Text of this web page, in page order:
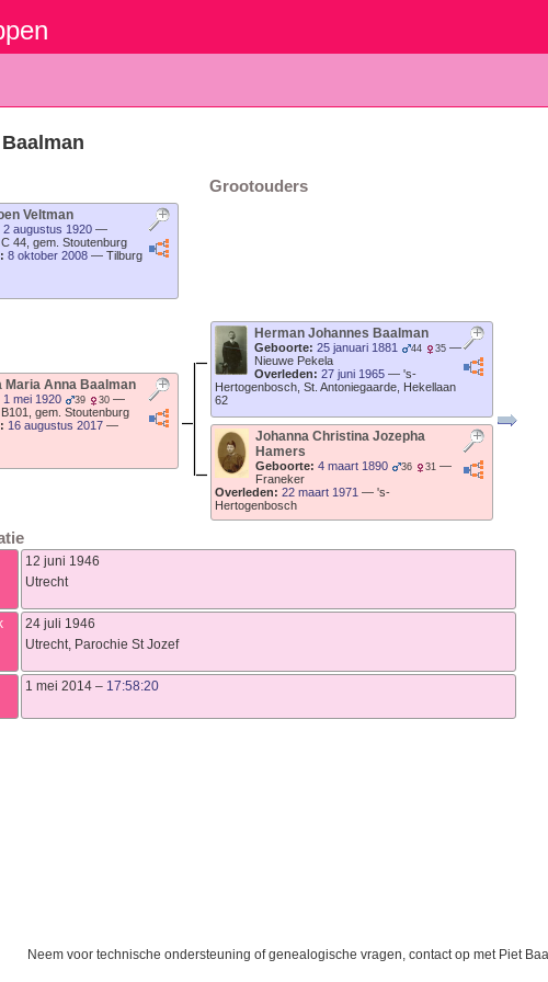
Baalman
Grootouders
Veltman
2 augustus 1920 —
44, gem. Stoutenburg
8 oktober 2008 — Tilburg
Maria Anna Baalman
1 mei 1920 39 30 —
gem. Stoutenburg
16 augustus 2017 —
Herman Johannes Baalman
Geboorte: 25 januari 1881 44 35 —
Nieuwe Pekela
Overleden: 27 juni 1965 — 's-
Hertogenbosch, St. Antoniegaarde, Hekellaan
62
Johanna Christina Jozepha
Hamers
Geboorte: 4 maart 1890 36 31 —
Franeker
Overleden: 22 maart 1971 — 's-
Hertogenbosch
12 juni 1946
Utrecht
24 juli 1946
Utrecht, Parochie St Jozef
1 mei 2014 – 17:58:20
Neem voor technische ondersteuning of genealogische vragen, contact op met Piet